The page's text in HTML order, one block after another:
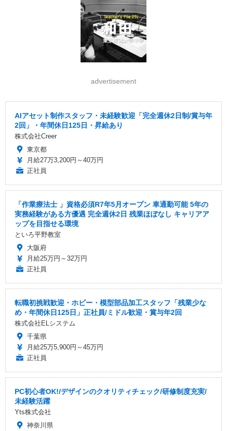
advertisement
AIアセット制作スタッフ・未経験歓迎「完全週休2日制/賞与年
2回」・年間休日125日・昇給あり
株式会社Creer
東京都
月給27万3,200円～40万円
正社員
「作業療法士 」資格必須R7年5月オープン 車通勤可能 5年の
実務経験がある方優遇 完全週休2日 残業ほぼなし キャリアア
ップを目指せる環境
といろ平野教室
大阪府
月給25万円～32万円
正社員
転職初挑戦歓迎・ホビー・模型部品加工スタッフ「残業少な
め・年間休日125日」正社員/ミドル歓迎・賞与年2回
株式会社ELシステム
千葉県
月給25万5,900円～45万円
正社員
PC初心者OK!/デザインのクオリティチェック/研修制度充実/
未経験活躍
Yts株式会社
神奈川県